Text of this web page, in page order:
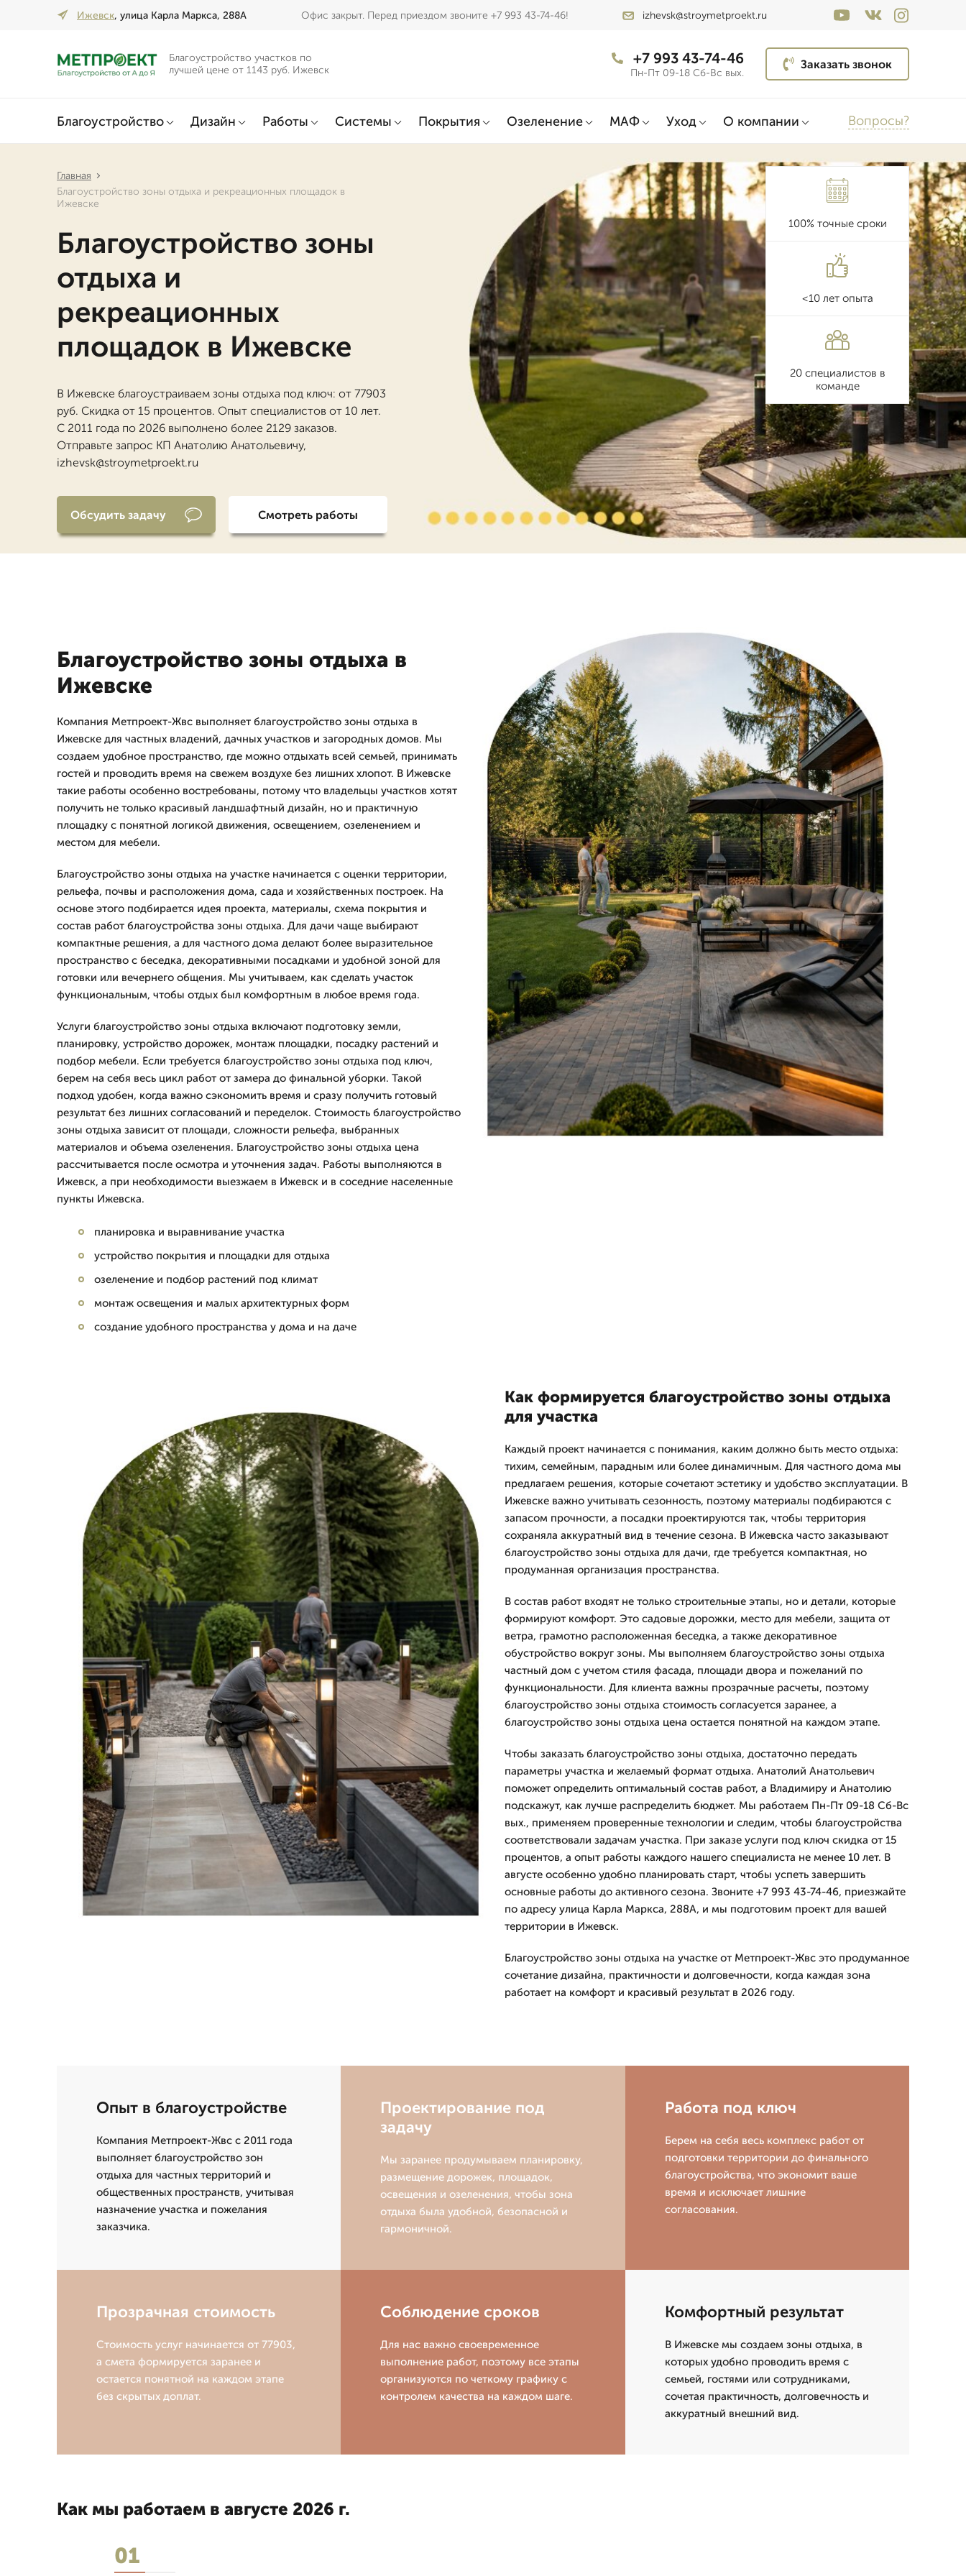
Ижевск, улица Карла Маркса, 288А Офис закрыт. Перед приездом звоните +7 993 43-74-46! izhevsk@stroymetproekt.ru
Благоустройство участков по
лучшей цене от 1143 руб. Ижевск
+7 993 43-74-46
Пн-Пт 09-18 Сб-Вс вых.
Заказать звонок
Благоустройство Дизайн Работы Системы Покрытия Озеленение МАФ Уход О компании Вопросы?
Главная
Благоустройство зоны отдыха и рекреационных площадок в
Ижевске
Благоустройство зоны
отдыха и
рекреационных
площадок в Ижевске
В Ижевске благоустраиваем зоны отдыха под ключ: от 77903
руб. Скидка от 15 процентов. Опыт специалистов от 10 лет.
С 2011 года по 2026 выполнено более 2129 заказов.
Отправьте запрос КП Анатолию Анатольевичу,
izhevsk@stroymetproekt.ru
Обсудить задачу Смотреть работы
100% точные сроки
<10 лет опыта
20 специалистов в
команде
Благоустройство зоны отдыха в
Ижевске
Компания Метпроект-Жвс выполняет благоустройство зоны отдыха в
Ижевске для частных владений, дачных участков и загородных домов. Мы
создаем удобное пространство, где можно отдыхать всей семьей, принимать
гостей и проводить время на свежем воздухе без лишних хлопот. В Ижевске
такие работы особенно востребованы, потому что владельцы участков хотят
получить не только красивый ландшафтный дизайн, но и практичную
площадку с понятной логикой движения, освещением, озеленением и
местом для мебели.
Благоустройство зоны отдыха на участке начинается с оценки территории,
рельефа, почвы и расположения дома, сада и хозяйственных построек. На
основе этого подбирается идея проекта, материалы, схема покрытия и
состав работ благоустройства зоны отдыха. Для дачи чаще выбирают
компактные решения, а для частного дома делают более выразительное
пространство с беседка, декоративными посадками и удобной зоной для
готовки или вечернего общения. Мы учитываем, как сделать участок
функциональным, чтобы отдых был комфортным в любое время года.
Услуги благоустройство зоны отдыха включают подготовку земли,
планировку, устройство дорожек, монтаж площадки, посадку растений и
подбор мебели. Если требуется благоустройство зоны отдыха под ключ,
берем на себя весь цикл работ от замера до финальной уборки. Такой
подход удобен, когда важно сэкономить время и сразу получить готовый
результат без лишних согласований и переделок. Стоимость благоустройство
зоны отдыха зависит от площади, сложности рельефа, выбранных
материалов и объема озеленения. Благоустройство зоны отдыха цена
рассчитывается после осмотра и уточнения задач. Работы выполняются в
Ижевск, а при необходимости выезжаем в Ижевск и в соседние населенные
пункты Ижевска.
планировка и выравнивание участка
устройство покрытия и площадки для отдыха
озеленение и подбор растений под климат
монтаж освещения и малых архитектурных форм
создание удобного пространства у дома и на даче
Как формируется благоустройство зоны отдыха
для участка
Каждый проект начинается с понимания, каким должно быть место отдыха:
тихим, семейным, парадным или более динамичным. Для частного дома мы
предлагаем решения, которые сочетают эстетику и удобство эксплуатации. В
Ижевске важно учитывать сезонность, поэтому материалы подбираются с
запасом прочности, а посадки проектируются так, чтобы территория
сохраняла аккуратный вид в течение сезона. В Ижевска часто заказывают
благоустройство зоны отдыха для дачи, где требуется компактная, но
продуманная организация пространства.
В состав работ входят не только строительные этапы, но и детали, которые
формируют комфорт. Это садовые дорожки, место для мебели, защита от
ветра, грамотно расположенная беседка, а также декоративное
обустройство вокруг зоны. Мы выполняем благоустройство зоны отдыха
частный дом с учетом стиля фасада, площади двора и пожеланий по
функциональности. Для клиента важны прозрачные расчеты, поэтому
благоустройство зоны отдыха стоимость согласуется заранее, а
благоустройство зоны отдыха цена остается понятной на каждом этапе.
Чтобы заказать благоустройство зоны отдыха, достаточно передать
параметры участка и желаемый формат отдыха. Анатолий Анатольевич
поможет определить оптимальный состав работ, а Владимиру и Анатолию
подскажут, как лучше распределить бюджет. Мы работаем Пн-Пт 09-18 Сб-Вс
вых., применяем проверенные технологии и следим, чтобы благоустройства
соответствовали задачам участка. При заказе услуги под ключ скидка от 15
процентов, а опыт работы каждого нашего специалиста не менее 10 лет. В
августе особенно удобно планировать старт, чтобы успеть завершить
основные работы до активного сезона. Звоните +7 993 43-74-46, приезжайте
по адресу улица Карла Маркса, 288А, и мы подготовим проект для вашей
территории в Ижевск.
Благоустройство зоны отдыха на участке от Метпроект-Жвс это продуманное
сочетание дизайна, практичности и долговечности, когда каждая зона
работает на комфорт и красивый результат в 2026 году.
Опыт в благоустройстве
Компания Метпроект-Жвс с 2011 года
выполняет благоустройство зон
отдыха для частных территорий и
общественных пространств, учитывая
назначение участка и пожелания
заказчика.
Проектирование под
задачу
Мы заранее продумываем планировку,
размещение дорожек, площадок,
освещения и озеленения, чтобы зона
отдыха была удобной, безопасной и
гармоничной.
Работа под ключ
Берем на себя весь комплекс работ от
подготовки территории до финального
благоустройства, что экономит ваше
время и исключает лишние
согласования.
Прозрачная стоимость
Стоимость услуг начинается от 77903,
а смета формируется заранее и
остается понятной на каждом этапе
без скрытых доплат.
Соблюдение сроков
Для нас важно своевременное
выполнение работ, поэтому все этапы
организуются по четкому графику с
контролем качества на каждом шаге.
Комфортный результат
В Ижевске мы создаем зоны отдыха, в
которых удобно проводить время с
семьей, гостями или сотрудниками,
сочетая практичность, долговечность и
аккуратный внешний вид.
Как мы работаем в августе 2026 г.
01